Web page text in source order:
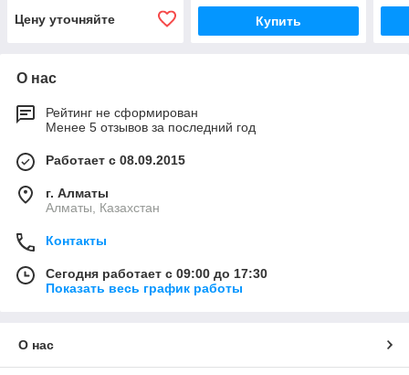
Цену уточняйте Купить
О нас
Рейтинг не сформирован
Менее 5 отзывов за последний год
Работает с 08.09.2015
г. Алматы
Алматы, Казахстан
Контакты
Сегодня работает с 09:00 до 17:30
Показать весь график работы
О нас